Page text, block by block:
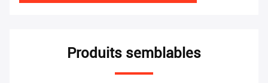
Produits semblables